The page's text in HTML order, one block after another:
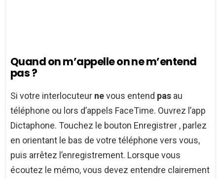
Quand on m’appelle on ne m’entend
pas ?
Si votre interlocuteur nevous entend pas au
téléphone ou lors d’appels FaceTime. Ouvrez l’app
Dictaphone. Touchez le bouton Enregistrer , parlez
en orientant le bas de votre téléphone vers vous,
puis arrêtez l’enregistrement. Lorsque vous
écoutez le mémo, vous devez entendre clairement